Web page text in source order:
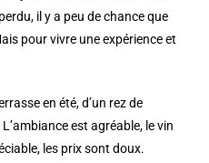
il y a peu de chance que
pour vivre une expérience et
en été, d’un rez de
est agréable, le vin
les prix sont doux.